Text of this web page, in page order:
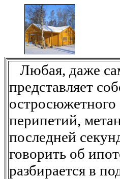
Любая, даже
представляет
перипетий,
последней
говорить об
разбирается в